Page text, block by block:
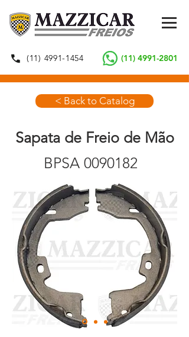
(11) 4991-1454 (11) 4991-2801
< Back to Catalog
Sapata de Freio de Mão
BPSA 0090182